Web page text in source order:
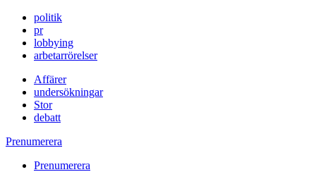
politik
pr
lobbying
arbetarrörelser
Affärer
undersökningar
Stor
debatt
Prenumerera
Prenumerera